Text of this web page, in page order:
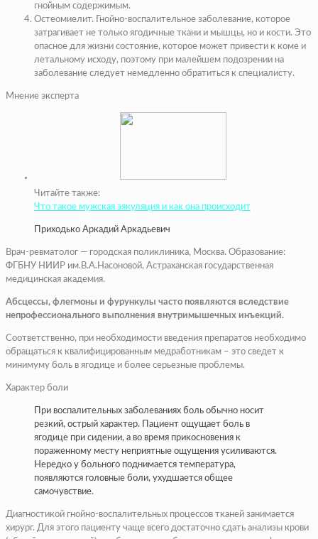
гнойным содержимым.
Остеомиелит. Гнойно-воспалительное заболевание, которое
затрагивает не только ягодичные ткани и мышцы, но и кости. Это
опасное для жизни состояние, которое может привести к коме и
летальному исходу, поэтому при малейшем подозрении на
заболевание следует немедленно обратиться к специалисту.
Мнение эксперта
Читайте также:
Что такое мужская эякуляция и как она происходит
Приходько Аркадий Аркадьевич
Врач-ревматолог — городская поликлиника, Москва. Образование:
ФГБНУ НИИР им.В.А.Насоновой, Астраханская государственная
медицинская академия.
Абсцессы, флегмоны и фурункулы часто появляются вследствие
непрофессионального выполнения внутримышечных инъекций.
Соответственно, при необходимости введения препаратов необходимо
обращаться к квалифицированным медработникам – это сведет к
минимуму боль в ягодице и более серьезные проблемы.
Характер боли
При воспалительных заболеваниях боль обычно носит
резкий, острый характер. Пациент ощущает боль в
ягодице при сидении, а во время прикосновения к
пораженному месту неприятные ощущения усиливаются.
Нередко у больного поднимается температура,
появляются головные боли, ухудшается общее
самочувствие.
Диагностикой гнойно-воспалительных процессов тканей занимается
хирург. Для этого пациенту чаще всего достаточно сдать анализы крови